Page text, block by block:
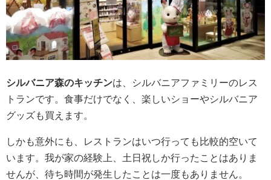
シルバニア森のキッチンは、シルバニアファミリーのレス
トランです。食事だけでなく、楽しいショーやシルバニア
グッズも買えます。
しかも意外にも、レストランはいつ行っても比較的空いて
います。我が家の経験上、土日祝しか行ったことはありま
せんが、待ち時間が発生したことは一度もありません。